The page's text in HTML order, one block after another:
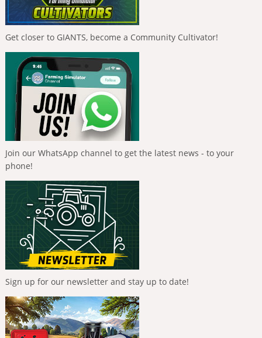
Get closer to GIANTS, become a Community Cultivator!
Join our WhatsApp channel to get the latest news - to your
phone!
Sign up for our newsletter and stay up to date!